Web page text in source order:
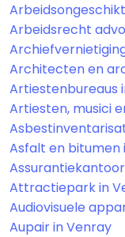
Arbeidsrecht
Architecten en
Artiestenbureaus
Artiesten, musici
Asfalt en bitumen
Attractiepark in
Audiovisuele
Aupair in Venray